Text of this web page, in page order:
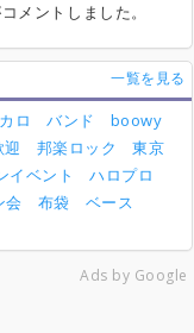
メントしました。
一覧を見る
ロ バンド
boowy
邦楽ロック
東京
イベント
ハロプロ
会 布袋
ベース
Ads by Google